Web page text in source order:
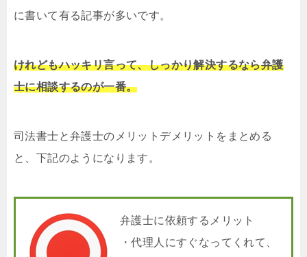
に書いて有る記事が多いです。
けれどもハッキリ言って、しっかり解決するなら弁護
士に相談するのが一番。
司法書士と弁護士のメリットデメリットをまとめる
と、下記のようになります。
弁護士に依頼するメリット
・代理人にすぐなってくれて、